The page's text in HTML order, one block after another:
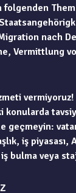
folgenden
nach
Vermittlung
konularda
geçmeyin:
iş piyasası,
bulma veya